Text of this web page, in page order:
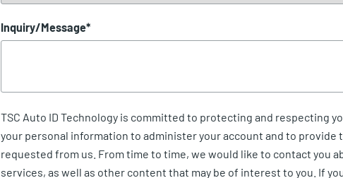
Inquiry/Message*
TSC Auto ID Technology is committed to protecting and respecting
your personal information to administer your account and to provide
requested from us. From time to time, we would like to contact you
services, as well as other content that may be of interest to you. If